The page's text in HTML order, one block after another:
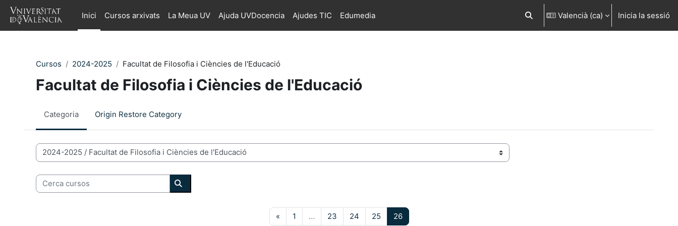
Ves al contingut principal
Inici
Cursos arxivats La Meua UV Ajuda UVDocencia Ajudes TIC Edumedia Commuta l'entrada de la cerca
Valencià ‎(ca)‎ Inicia la sessió
Cursos 2024-2025 Facultat de Filosofia i Ciències de l'Educació
Facultat de Filosofia i Ciències de l'Educació
Categoria Origin Restore Category
Categories de Cursos
Cerca cursos
Cerca cursos
«Pàgina anterior
1 Pàgina 1
… 23Pàgina 23
24Pàgina 24
25Pàgina 25
26Pàgina 26